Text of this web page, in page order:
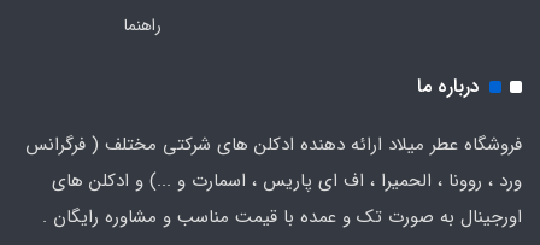
راهنما
درباره ما
فروشگاه عطر میلاد ارائه دهنده ادکلن های شرکتی مختلف ( فرگرانس
ورد ، روونا ، الحمیرا ، اف ای پاریس ، اسمارت و ...) و ادکلن های
اورجینال به صورت تک و عمده با قیمت مناسب و مشاوره رایگان .